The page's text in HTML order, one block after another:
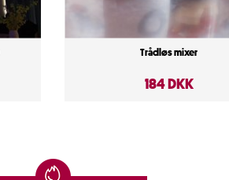
Trådløs mixer
184 DKK